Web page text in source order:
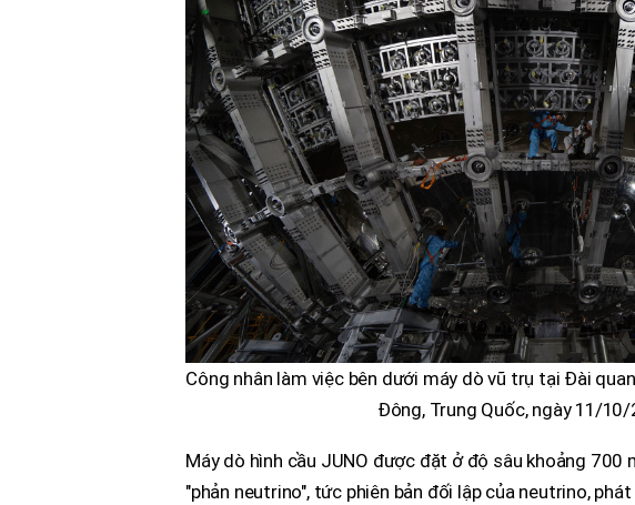
Công nhân làm việc bên dưới máy dò vũ trụ tại Đài
Đông, Trung Quốc, ngày 11/
Máy dò hình cầu JUNO được đặt ở độ sâu khoảng
"phản neutrino", tức phiên bản đối lập của neutrino,